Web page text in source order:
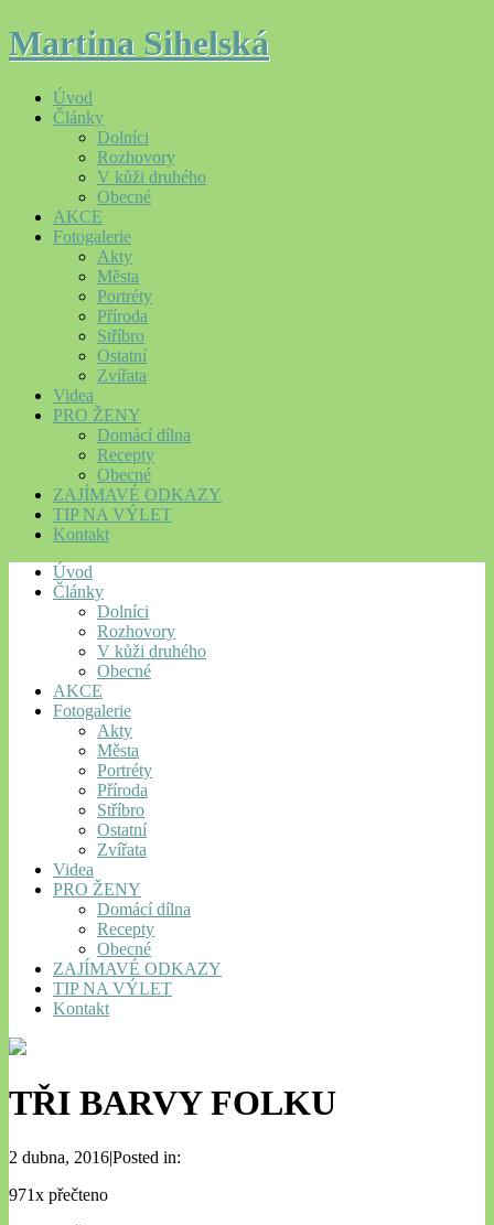
Martina Sihelská
Úvod
Články
Dolníci
Rozhovory
V kůži druhého
Obecné
AKCE
Fotogalerie
Akty
Města
Portréty
Příroda
Stříbro
Ostatní
Zvířata
Videa
PRO ŽENY
Domácí dílna
Recepty
Obecné
ZAJÍMAVÉ ODKAZY
TIP NA VÝLET
Kontakt
Úvod
Články
Dolníci
Rozhovory
V kůži druhého
Obecné
AKCE
Fotogalerie
Akty
Města
Portréty
Příroda
Stříbro
Ostatní
Zvířata
Videa
PRO ŽENY
Domácí dílna
Recepty
Obecné
ZAJÍMAVÉ ODKAZY
TIP NA VÝLET
Kontakt
TŘI BARVY FOLKU
2 dubna, 2016|Posted in:
971x přečteno